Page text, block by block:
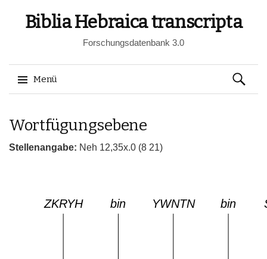
Biblia Hebraica transcripta
Forschungsdatenbank 3.0
Menü
zum
Suchen
nach:
Wortfügungsebene
Stellenangabe: Neh 12,35x.0 (8 21)